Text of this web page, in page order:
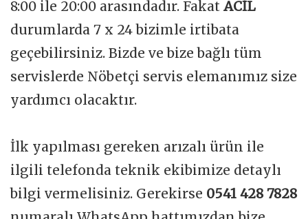
8:00 ile 20:00 arasındadır. Fakat ACİL
durumlarda 7 x 24 bizimle irtibata
geçebilirsiniz. Bizde ve bize bağlı tüm
servislerde Nöbetçi servis elemanımız size
yardımcı olacaktır.
İlk yapılması gereken arızalı ürün ile
ilgili telefonda teknik ekibimize detaylı
bilgi vermelisiniz. Gerekirse 0541 428 7828